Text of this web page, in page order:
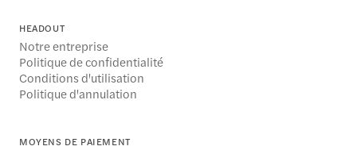
HEADOUT
Notre entreprise
Politique de confidentialité
Conditions d'utilisation
Politique d'annulation
MOYENS DE PAIEMENT